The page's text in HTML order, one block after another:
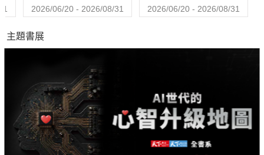
【譯者簡介】
許郁文
研究所取得碩士學位。曾擔任日商多媒體編輯、雜誌日文採訪記
者，現職為專職譯者。"
2026/06/20 - 2026/08/31 2026/06/20 - 2026/08/31
主題書展